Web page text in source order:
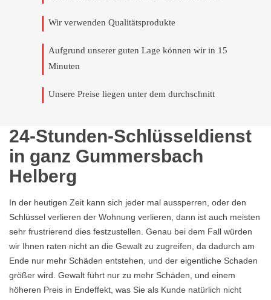
Wir verwenden Qualitätsprodukte
Aufgrund unserer guten Lage können wir in 15
Minuten
Unsere Preise liegen unter dem durchschnitt
24-Stunden-Schlüsseldienst
in ganz Gummersbach
Helberg
In der heutigen Zeit kann sich jeder mal aussperren, oder den
Schlüssel verlieren der Wohnung verlieren, dann ist auch meisten
sehr frustrierend dies festzustellen. Genau bei dem Fall würden
wir Ihnen raten nicht an die Gewalt zu zugreifen, da dadurch am
Ende nur mehr Schäden entstehen, und der eigentliche Schaden
größer wird. Gewalt führt nur zu mehr Schäden, und einem
höheren Preis in Endeffekt, was Sie als Kunde natürlich nicht